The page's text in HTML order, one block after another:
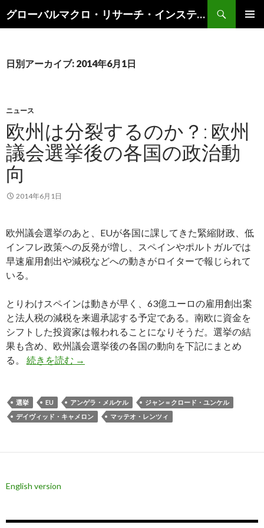
グローバルマクロ・リサーチ・インスティテュート
索
ン
キ
ッ
プ
日別アーカイブ: 2014年6月1日
ニュース
欧州は分裂するのか？: 欧州
議会選挙後の各国の政治動
向
2014年6月1日
欧州議会選挙のあと、EUが各国に課してきた緊縮財政、低
インフレ政策への反発が増し、スペインやポルトガルでは
早速雇用創出や減税などへの動きがロイターで報じられて
いる。
とりわけスペインは動きが早く、63億ユーロの雇用創出案
と法人税の減税を来週承認する予定である。南欧に資金を
シフトした投資家は報われることになりそうだ。選挙の結
果も含め、欧州議会選挙後の各国の動向を下記にまとめ
る。 続きを読む 欧州は分裂するのか？: 欧州議会選挙後の各
→
選挙 EU アンゲラ・メルケル
ジャン＝クロード・ユンケル
デイヴィッド・キャメロン
マッテオ・レンツィ
English version